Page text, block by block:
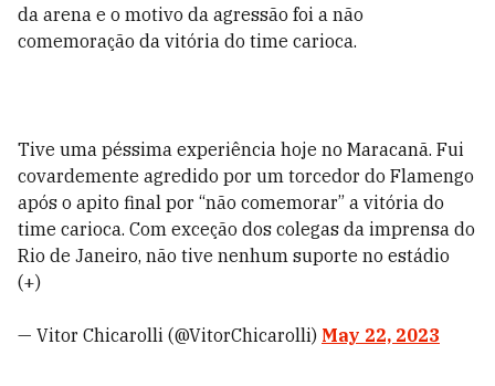
da arena e o motivo da agressão foi a não
comemoração da vitória do time carioca.
Tive uma péssima experiência hoje no Maracanã. Fui
covardemente agredido por um torcedor do Flamengo
após o apito final por “não comemorar” a vitória do
time carioca. Com exceção dos colegas da imprensa do
Rio de Janeiro, não tive nenhum suporte no estádio
(+)
— Vitor Chicarolli (@VitorChicarolli) May 22, 2023